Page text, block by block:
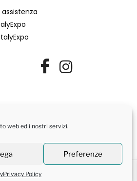
web ed i nostri servizi.
Preferenze
Privacy Policy
Contattaci